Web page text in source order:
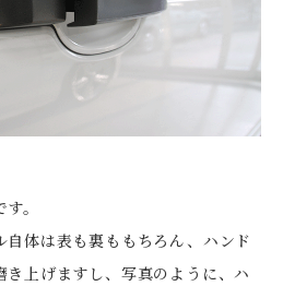
。
自体は表も裏ももちろん、ハンド
上げますし、写真のように、ハ